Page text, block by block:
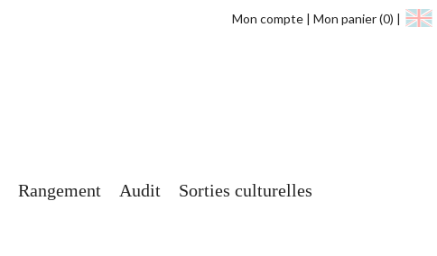
Mon compte Mon panier(0)
Rangement Audit Sorties culturelles